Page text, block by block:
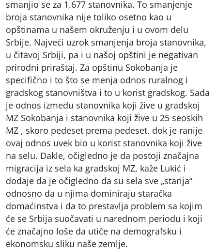
smanjio se za 1.677 stanovnika. To smanjenje
broja stanovnika nije toliko osetno kao u
opštinama u našem okruženju i u ovom delu
Srbije. Najveći uzrok smanjenja broja stanovnika,
u čitavoj Srbiji, pa i u našoj opštini je negativan
prirodni priraštaj. Za opštinu Sokobanja je
specifično i to što se menja odnos ruralnog i
gradskog stanovništva i to u korist gradskog. Sada
je odnos između stanovnika koji žive u gradskoj
MZ Sokobanja i stanovnika koji žive u 25 seoskih
MZ , skoro pedeset prema pedeset, dok je ranije
ovaj odnos uvek bio u korist stanovnika koji žive
na selu. Dakle, očigledno je da postoji značajna
migracija iz sela ka gradskoj MZ, kaže Lukić i
dodaje da je očigledno da su sela sve „starija“
odnosno da u njima dominiraju staračka
domaćinstva i da to prestavlja problem sa kojim
će se Srbija suočavati u narednom periodu i koji
će značajno loše da utiče na demografsku i
ekonomsku sliku naše zemlje.